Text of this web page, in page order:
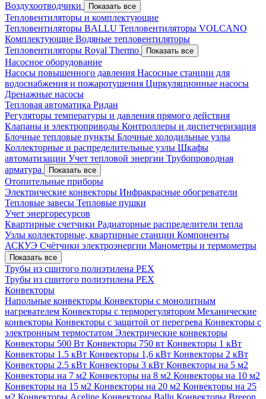
Воздухоотводчики
Показать все
Тепловентиляторы и комплектующие
Тепловентиляторы BALLU Тепловентиляторы VOLCANO
Комплектующие Водяные тепловентиляторы
Тепловентиляторы Royal Thermo
Показать все
Насосное оборудование
Насосы повышенного давления Насосные станции для
водоснабжения и пожаротушения Циркуляционные насосы
Дренажные насосы
Тепловая автоматика Ридан
Регуляторы температуры и давления прямого действия
Клапаны и электроприводы Контроллеры и диспетчеризация
Блочные тепловые пункты Блочные холодильные узлы
Коллекторные и распределительные узлы Шкафы
автоматизации Учет тепловой энергии Трубопроводная
арматура
Показать все
Отопительные приборы
Электрические конвекторы Инфракрасные обогреватели
Тепловые завесы Тепловые пушки
Учет энергоресурсов
Квартирные счетчики Радиаторные распределители тепла
Узлы коллекторные, квартирные станции Компоненты
АСКУЭ Счётчики электроэнергии Манометры и термометры
Показать все
Трубы из сшитого полиэтилена PEX
Трубы из сшитого полиэтилена PEX
Конвекторы
Напольные конвекторы Конвекторы с монолитным
нагревателем Конвекторы с терморегулятором Механические
конвекторы Конвекторы с защитой от перегрева Конвекторы с
электронным термостатом Электрические конвекторы
Конвекторы 500 Вт Конвекторы 750 вт Конвекторы 1 кВт
Конвекторы 1.5 кВт Конвекторы 1,6 кВт Конвекторы 2 кВт
Конвекторы 2.5 кВт Конвекторы 3 кВт Конвекторы на 5 м2
Конвекторы на 7 м2 Конвекторы на 8 м2 Конвекторы на 10 м2
Конвекторы на 15 м2 Конвекторы на 20 м2 Конвекторы на 25
м2 Конвекторы Aceline Конвекторы Ballu Конвекторы Breeon